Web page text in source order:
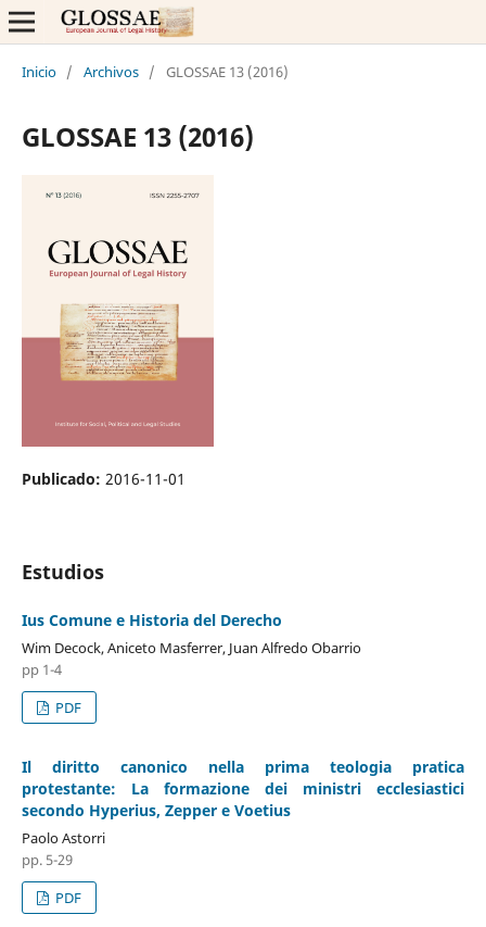
Inicio / Archivos / GLOSSAE 13 (2016)
GLOSSAE 13 (2016)
Publicado: 2016-11-01
Estudios
Ius Comune e Historia del Derecho
Wim Decock, Aniceto Masferrer, Juan Alfredo Obarrio
pp 1-4
PDF
Il diritto canonico nella prima teologia pratica
protestante: La formazione dei ministri ecclesiastici
secondo Hyperius, Zepper e Voetius
Paolo Astorri
pp. 5-29
PDF